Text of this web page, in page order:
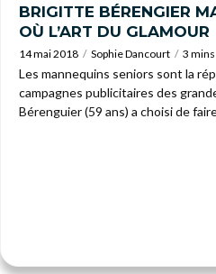
BRIGITTE BÉRENGIER
OÙ L’ART DU GLAMOUR
14 mai 2018 Sophie Dancourt 3
Les mannequins seniors sont la
campagnes publicitaires des
Bérenguier (59 ans) a choisi de